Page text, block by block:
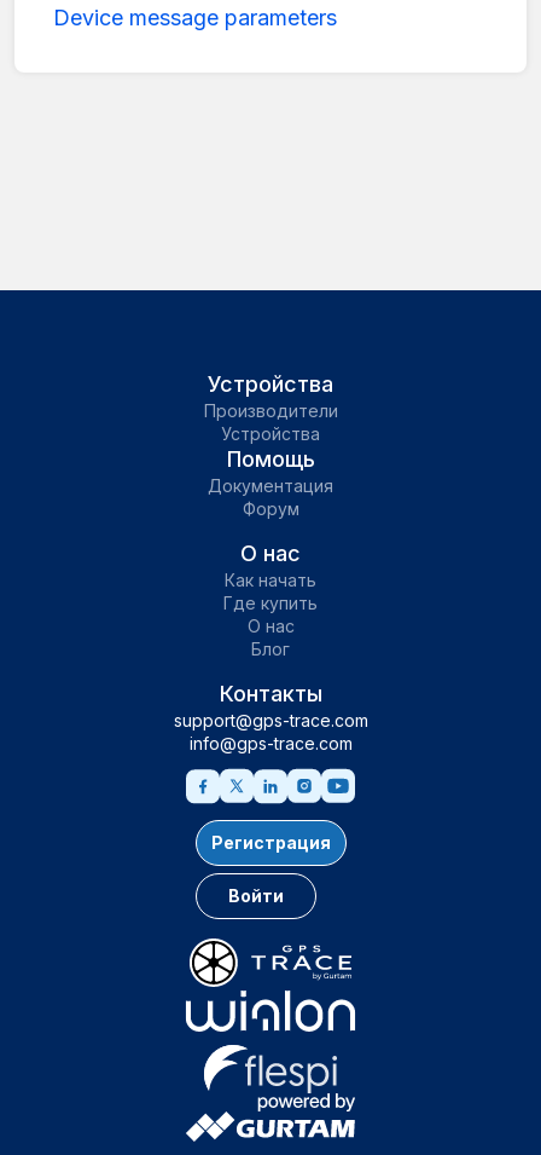
Device message parameters
Устройства
Производители
Устройства
Помощь
Документация
Форум
О нас
Как начать
Где купить
О нас
Блог
Контакты
support@gps-trace.com
info@gps-trace.com
Регистрация
Войти